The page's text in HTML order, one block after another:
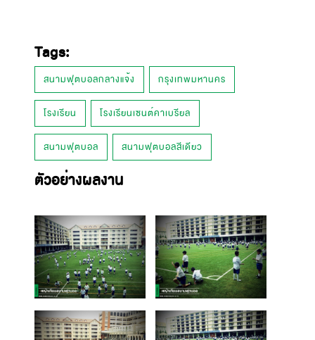
Tags:
สนามฟุตบอลกลางแจ้ง กรุงเทพมหานคร
โรงเรียน โรงเรียนเซนต์คาเบรียล
สนามฟุตบอล สนามฟุตบอลสีเดียว
ตัวอย่างผลงาน